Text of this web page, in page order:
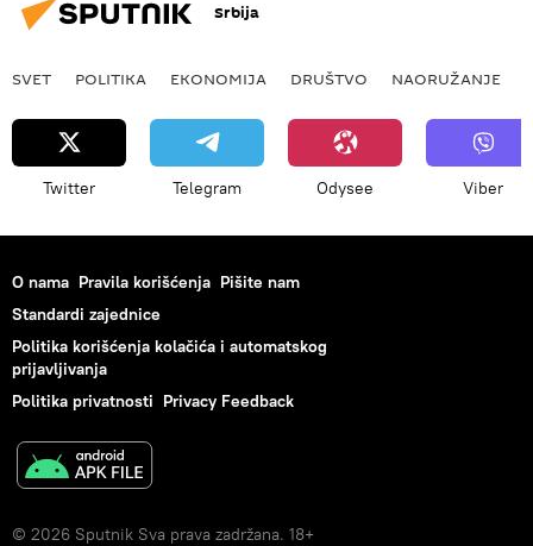
Srbija
SVET POLITIKA EKONOMIJA DRUŠTVO NAORUŽANJE
Twitter Telegram Odysee Viber
O nama Pravila korišćenja Pišite nam
Standardi zajednice
Politika korišćenja kolačića i automatskog
prijavljivanja
Politika privatnosti Privacy Feedback
© 2026 Sputnik Sva prava zadržana. 18+